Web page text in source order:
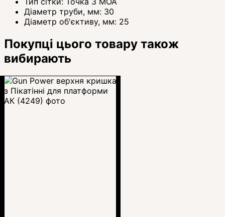
Діаметр труби, мм: 30
Діаметр об'єктиву, мм: 25
Покупці цього товару також
вибирають